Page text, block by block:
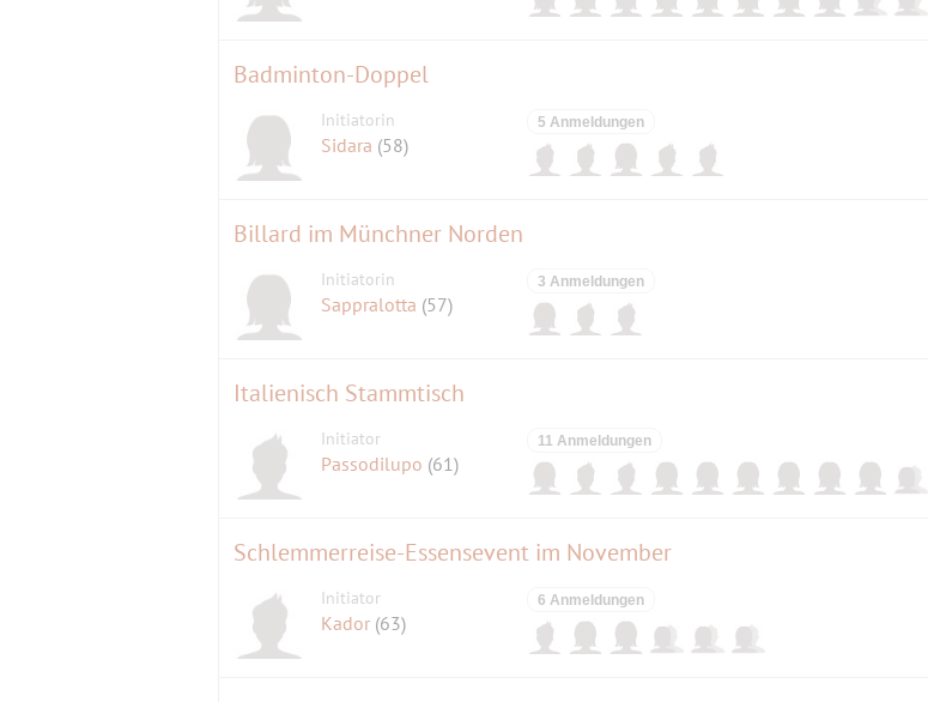
Badminton-Doppel
Initiatorin
Sidara (58)
5 Anmeldungen
Billard im Münchner Norden
Initiatorin
Sappralotta (57)
3 Anmeldungen
Italienisch Stammtisch
Initiator
Passodilupo (61)
11 Anmeldungen
Schlemmerreise-Essensevent im November
Initiator
Kador (63)
6 Anmeldungen